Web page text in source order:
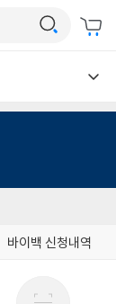
바이백 신청내역